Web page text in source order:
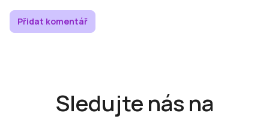
Přidat komentář
Sledujte nás na